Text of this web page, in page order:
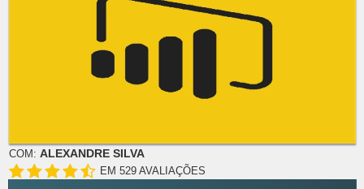
COM: ALEXANDRE SILVA
EM 529 AVALIAÇÕES